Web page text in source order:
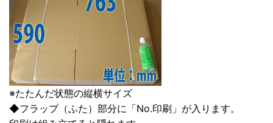
※たたんだ状態の縦横サイズ
◆フラップ（ふた）部分に「No.印刷」が入ります。